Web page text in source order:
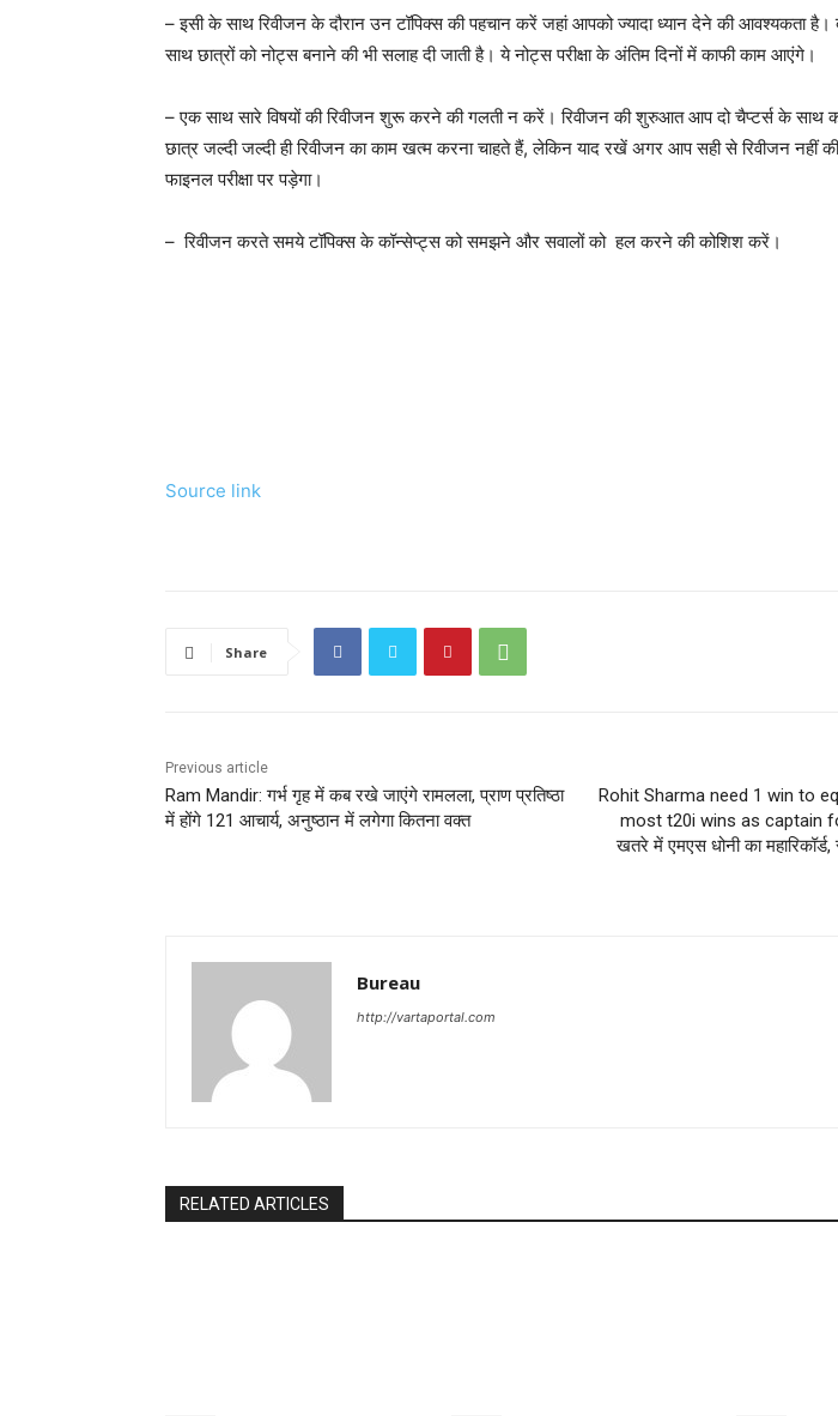
– इसी के साथ रिवीजन के दौरान उन टॉपिक्स की पहचान करें जहां आपको ज्यादा ध्यान देने की आवश्यकता है।
साथ छात्रों को नोट्स बनाने की भी सलाह दी जाती है। ये नोट्स परीक्षा के अंतिम दिनों में काफी काम आएंगे।
– एक साथ सारे विषयों की रिवीजन शुरू करने की गलती न करें। रिवीजन की शुरुआत आप दो चैप्टर्स के
छात्र जल्दी जल्दी ही रिवीजन का काम खत्म करना चाहते हैं, लेकिन याद रखें अगर आप सही से रिवीजन नहीं
फाइनल परीक्षा पर पड़ेगा।
– रिवीजन करते समये टॉपिक्स के कॉन्सेप्ट्स को समझने और सवालों को हल करने की कोशिश करें।
Source link
Share
Previous article
Ram Mandir: गर्भ गृह में कब रखे जाएंगे रामलला, प्राण प्रतिष्ठा
में होंगे 121 आचार्य, अनुष्ठान में लगेगा कितना वक्त
Rohit Sharma need 1 win to
most t20i wins as captain
खतरे में एमएस धोनी का महारिकॉर्ड,
Bureau
http://vartaportal.com
RELATED ARTICLES